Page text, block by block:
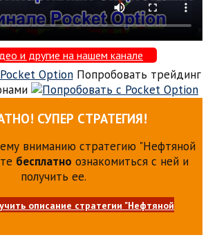
и другие на нашем канале
Попробовать трейдинг
СУПЕР СТРАТЕГИЯ!
вниманию стратегию "Нефтяной
бесплатно ознакомиться с ней и
получить ее.
описание стратегии "Нефтяной